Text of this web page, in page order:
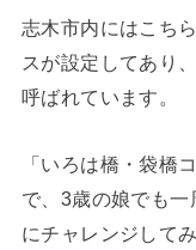
志木市内にはこち
スが設定してあり
呼ばれています。
「いろは橋・袋橋
で、3歳の娘でも
にチャレンジして